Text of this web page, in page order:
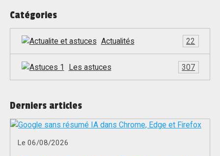
Catégories
Actualités 22
Les astuces 307
Derniers articles
Le 06/08/2026